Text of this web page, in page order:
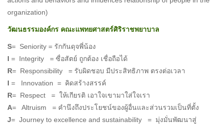
organization)
วัฒนธรรมองค์กร คณะแพทยศาสตร์ศิริราชพยาบาล
S= Seniority = รักกันดุจพี่น้อง
I = Integrity = ซื่อสัตย์ ถูกต้อง เชื่อถือได้
R= Responsibility = รับผิดชอบ มีประสิทธิภาพ ตรงต่อเวลา
I = Innovation = คิดสร้างสรรค์
R= Respect = ให้เกียรติ เอาใจเขามาใส่ใจเรา
A= Altruism = คำนึงถึงประโยชน์ของผู้อื่นและส่วนรวมเป็นที่ตั้ง
J= Journey to excellence and sustainability = มุ่งมั่นพัฒนาสู่